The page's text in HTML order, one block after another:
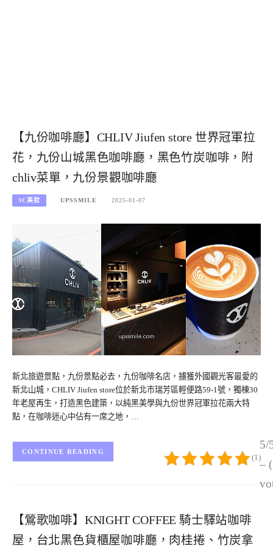
【九份咖啡廳】CHLIV Jiufen store 世界冠軍拉
花，九份山城黑色咖啡廳，黑色竹炭咖啡，附
chliv菜單，九份景觀咖啡廳
3C美妝 UPSSMILE 2025-01-07
新北旅遊景點，九份景點必去，九份咖啡名店，擄獲外國觀光客最愛的
新北山城，CHLIV Jiufen store位於新北市瑞芳區輕便路59-1號，獨棟30
年老屋再生，打造黑色建築，以純黑美學與九份世界冠軍拉花兩大特
點，在咖啡迷心中佔有一席之地，…
5/
–
(1)
CONTINUE READING
【鶯歌咖啡】KNIGHT COFFEE 騎士驛站咖啡
屋，台北黑色貨櫃屋咖啡廳，肉桂捲、竹炭拿